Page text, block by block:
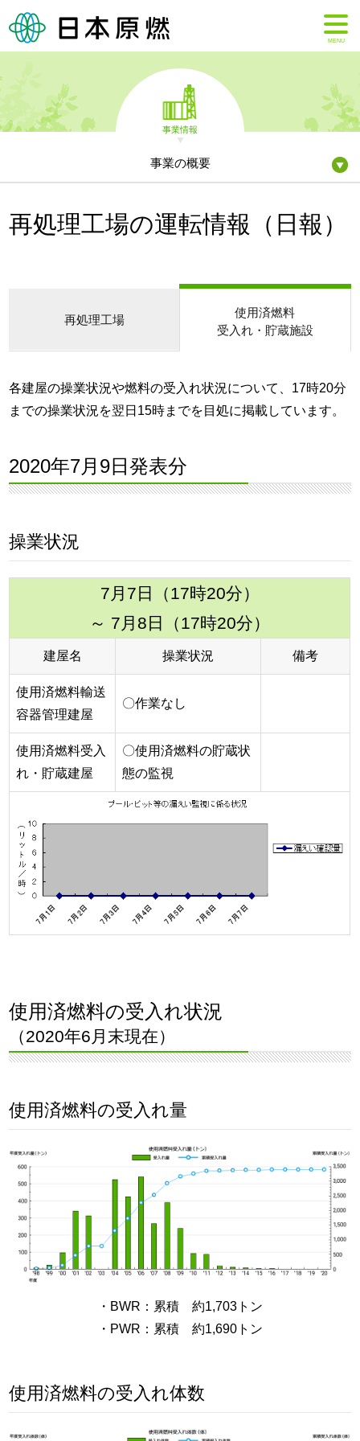
MENU
事業情報
事業の概要
再処理工場の運転情報（日報）
再処理工場
使用済燃料
受入れ・貯蔵施設
各建屋の操業状況や燃料の受入れ状況について、17時20分
までの操業状況を翌日15時までを目処に掲載しています。
2020年7月9日発表分
操業状況
7月7日（17時20分）
～ 7月8日（17時20分）
建屋名 操業状況 備考
使用済燃料輸送
容器管理建屋
〇作業なし
使用済燃料受入
れ・貯蔵建屋
〇使用済燃料の貯蔵状
態の監視
使用済燃料の受入れ状況
（2020年6月末現在）
使用済燃料の受入れ量
・BWR：累積 約1,703トン
・PWR：累積 約1,690トン
使用済燃料の受入れ体数